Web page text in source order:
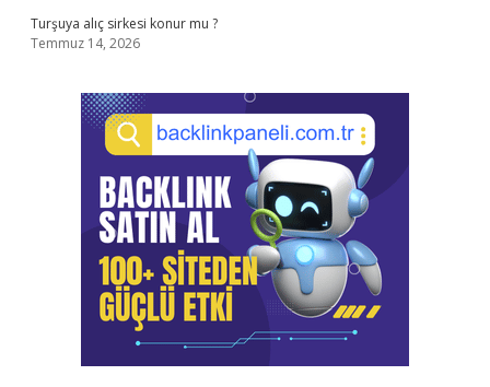
Turşuya alıç sirkesi konur mu ?
Temmuz 14, 2026